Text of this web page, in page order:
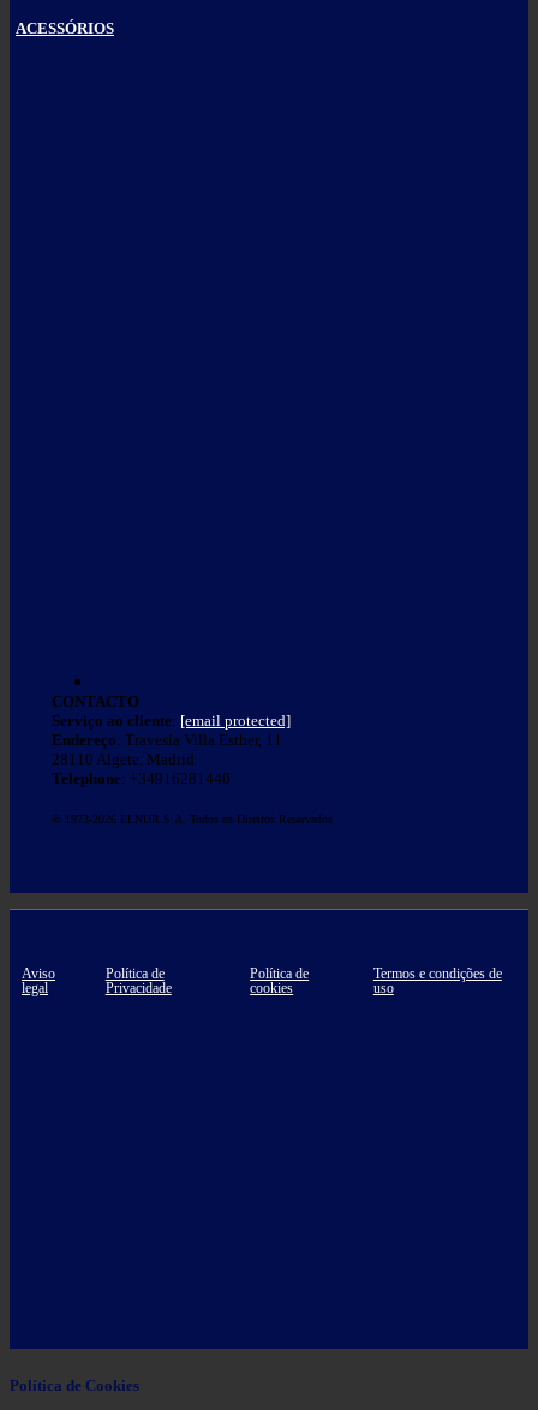
ACESSÓRIOS
CONTACTO
Serviço ao cliente: [email protected]
Endereço: Travesía Villa Esther, 11
28110 Algete, Madrid
Telephone: +34916281440
© 1973-2026 ELNUR S.A. Todos os Direitos Reservados
Aviso
legal
Política de
Privacidade
Política de
cookies
Termos e condições de
uso
Política de Cookies